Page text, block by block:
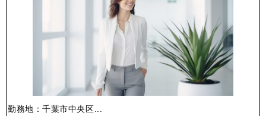
勤務地：千葉市中央区...